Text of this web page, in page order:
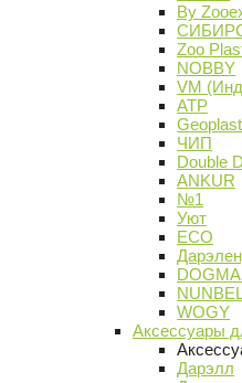
By
Zoo
NOBBY
VM
АТР
Geoplast
ЧИП
Double
ANKUR
№1
Уют
ECO
WOGY
Аксессуары
Дарэлл